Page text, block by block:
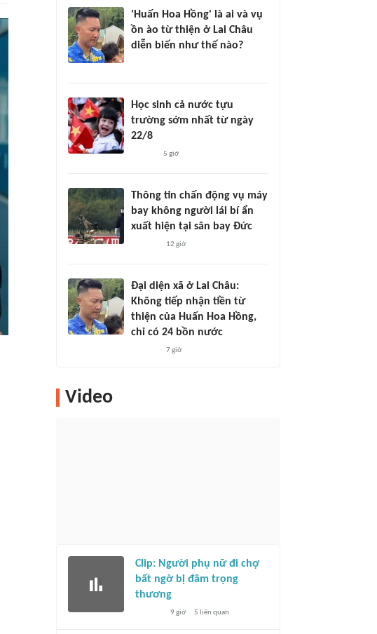
'Huấn Hoa Hồng' là ai và vụ
ồn ào từ thiện ở Lai Châu
diễn biến như thế nào?
Học sinh cả nước tựu
trường sớm nhất từ ngày
22/8
5 giờ
Thông tin chấn động vụ máy
bay không người lái bí ẩn
xuất hiện tại sân bay Đức
12 giờ
Đại diện xã ở Lai Châu:
Không tiếp nhận tiền từ
thiện của Huấn Hoa Hồng,
chỉ có 24 bồn nước
7 giờ
Video
Clip: Người phụ nữ đi chợ
bất ngờ bị đâm trọng
thương
9 giờ 5 liên quan